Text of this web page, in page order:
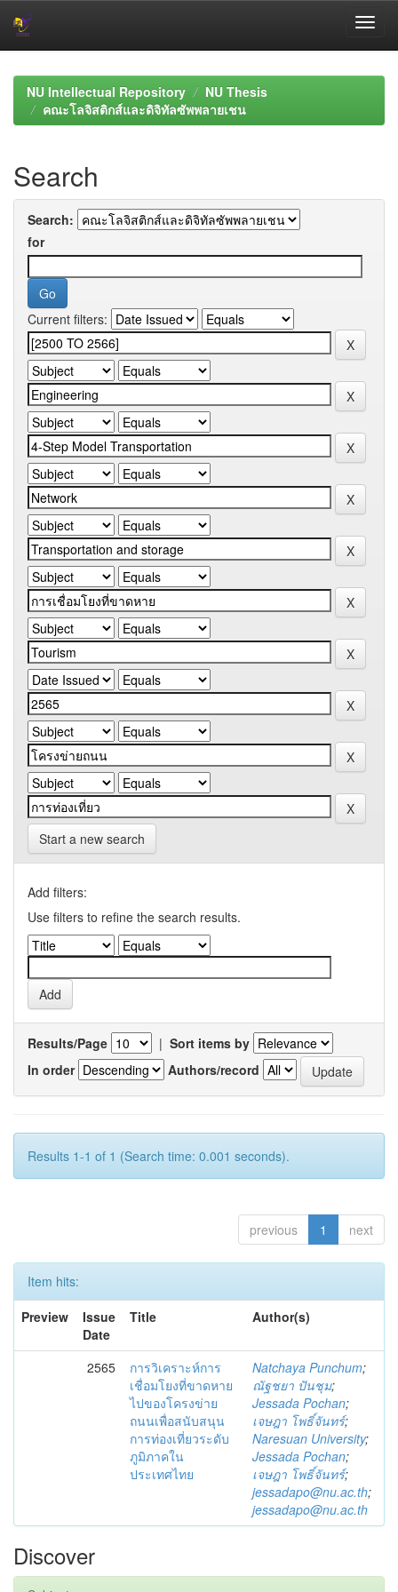
navigationNU Intellectual Repository
NU Thesis
คณะโลจิสติกส์และดิจิทัลซัพพลายเชน
Search
Search:
for
Current filters:
Start a new search
Add filters:
Use filters to refine the search results.
Results/Page | Sort items by
In order
Authors/record
Results 1-1 of 1 (Search time: 0.001 seconds).
previous 1 next
Item hits:
Preview
Issue
Date
Title Author(s)
2565
การวิเคราะห์การ
เชื่อมโยงที่ขาดหาย
ไปของโครงข่าย
ถนนเพื่อสนับสนุน
การท่องเที่ยวระดับ
ภูมิภาคใน
ประเทศไทย
Natchaya Punchum;
ณัฐชยา ปันชุม;
Jessada Pochan;
เจษฎา โพธิ์จันทร์;
Naresuan University;
Jessada Pochan;
เจษฎา โพธิ์จันทร์;
jessadapo@nu.ac.th;
jessadapo@nu.ac.th
Discover